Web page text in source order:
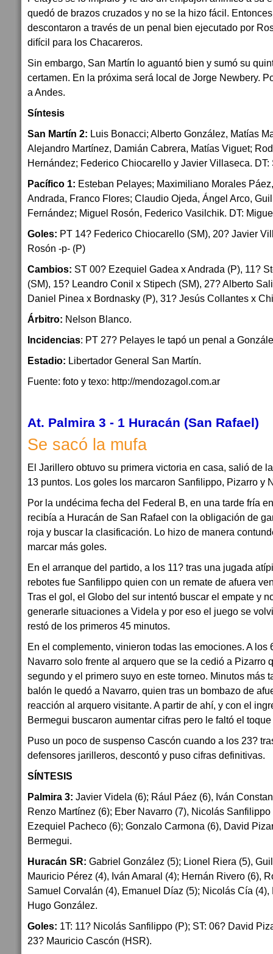
quedó de brazos cruzados y no se la hizo fácil.
descontaron a través de un penal bien ejecutado por
difícil para los Chacareros.
Sin embargo, San Martín lo aguantó bien y sumó su
certamen. En la próxima será local de Jorge Newbery.
a Andes.
Síntesis
San Martín 2: Luis Bonacci; Alberto González, Matías
Alejandro Martínez, Damián Cabrera, Matías Viguet;
Hernández; Federico Chiocarello y Javier Villaseca.
Pacífico 1: Esteban Pelayes; Maximiliano Morales
Andrada, Franco Flores; Claudio Ojeda, Ángel Arco,
Fernández; Miguel Rosón, Federico Vasilchik. DT:
Goles: PT 14? Federico Chiocarello (SM), 20? Javier
Rosón -p- (P)
Cambios: ST 00? Ezequiel Gadea x Andrada (P), 11?
(SM), 15? Leandro Conil x Stipech (SM), 27? Alberto
Daniel Pinea x Bordnasky (P), 31? Jesús Collantes x
Árbitro: Nelson Blanco.
Incidencias: PT 27? Pelayes le tapó un penal a
Estadio: Libertador General San Martín.
Fuente: foto y texo: http://mendozagol.com.ar
At. Palmira 3 - 1 Huracán (San Rafael)
Se sacó la mufa
El Jarillero obtuvo su primera victoria en casa, salió de
13 puntos. Los goles los marcaron Sanfilippo, Pizarro y
Por la undécima fecha del Federal B, en una tarde fría
recibía a Huracán de San Rafael con la obligación de
roja y buscar la clasificación. Lo hizo de manera
marcar más goles.
En el arranque del partido, a los 11? tras una jugada
rebotes fue Sanfilippo quien con un remate de afuera
Tras el gol, el Globo del sur intentó buscar el empate y
generarle situaciones a Videla y por eso el juego se
restó de los primeros 45 minutos.
En el complemento, vinieron todas las emociones. A los
Navarro solo frente al arquero que se la cedió a Pizarro
segundo y el primero suyo en este torneo. Minutos más
balón le quedó a Navarro, quien tras un bombazo de
reacción al arquero visitante. A partir de ahí, y con el
Bermegui buscaron aumentar cifras pero le faltó el
Puso un poco de suspenso Cascón cuando a los 23?
defensores jarilleros, descontó y puso cifras definitivas.
SÍNTESIS
Palmira 3: Javier Videla (6); Rául Páez (6), Iván
Renzo Martínez (6); Eber Navarro (7), Nicolás
Ezequiel Pacheco (6); Gonzalo Carmona (6), David
Bermegui.
Huracán SR: Gabriel González (5); Lionel Riera (5),
Mauricio Pérez (4), Iván Amaral (4); Hernán Rivero (6),
Samuel Corvalán (4), Emanuel Díaz (5); Nicolás Cía (4),
Hugo González.
Goles: 1T: 11? Nicolás Sanfilippo (P); ST: 06? David
23? Mauricio Cascón (HSR).